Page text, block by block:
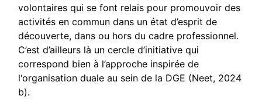
volontaires qui se font relais pour promouvoir des
activités en commun dans un état d’esprit de
découverte, dans ou hors du cadre professionnel.
C’est d’ailleurs là un cercle d’initiative qui
correspond bien à l’approche inspirée de
l‘organisation duale au sein de la DGE (Neet, 2024
b).